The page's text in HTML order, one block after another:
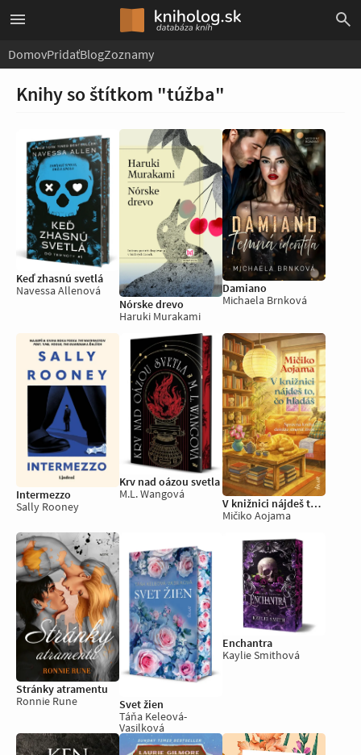
DomovPridaťBlogZoznamy
Knihy so štítkom "túžba"
Keď zhasnú svetlá
Navessa Allenová
Nórske drevo
Haruki Murakami
Damiano
Michaela Brnková
Intermezzo
Sally Rooney
Krv nad oázou svetla
M.L. Wangová
V knižnici nájdeš to, čo hľadáš
Mičiko Aojama
Stránky atramentu
Ronnie Rune
Svet žien
Táňa Keleová-
Vasilková
Enchantra
Kaylie Smithová